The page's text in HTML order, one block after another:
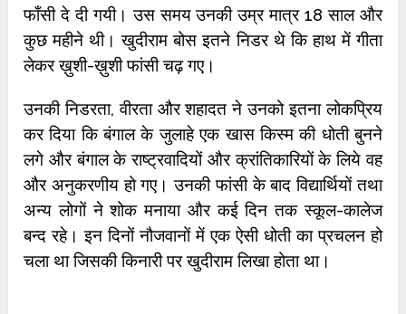
फाँसी दे दी गयी। उस समय उनकी उम्र मात्र 18 साल और
कुछ महीने थी। खुदीराम बोस इतने निडर थे कि हाथ में गीता
लेकर ख़ुशी-ख़ुशी फांसी चढ़ गए।
उनकी निडरता, वीरता और शहादत ने उनको इतना लोकप्रिय
कर दिया कि बंगाल के जुलाहे एक खास किस्म की धोती बुनने
लगे और बंगाल के राष्ट्रवादियों और क्रांतिकारियों के लिये वह
और अनुकरणीय हो गए। उनकी फांसी के बाद विद्यार्थियों तथा
अन्य लोगों ने शोक मनाया और कई दिन तक स्कूल-कालेज
बन्द रहे। इन दिनों नौजवानों में एक ऐसी धोती का प्रचलन हो
चला था जिसकी किनारी पर खुदीराम लिखा होता था।